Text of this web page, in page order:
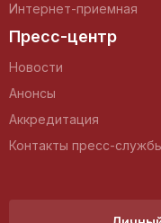
Интернет-приемная
Пресс-центр
Новости
Анонсы
Аккредитация
Контакты пресс-